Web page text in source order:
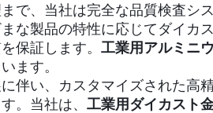
で、当社は完全な品質検査シ
な製品の特性に応じてダイカ
保証します。 工業用アルミニ
ます。
伴い、カスタマイズされた高
。当社は、 工業用ダイカスト